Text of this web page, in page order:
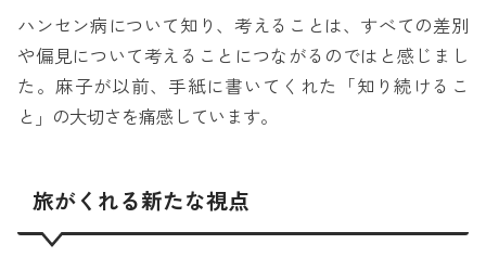
ハンセン病について知り、考えることは、すべての差別
や偏見について考えることにつながるのではと感じまし
た。麻子が以前、手紙に書いてくれた「知り続けるこ
と」の大切さを痛感しています。
旅がくれる新たな視点